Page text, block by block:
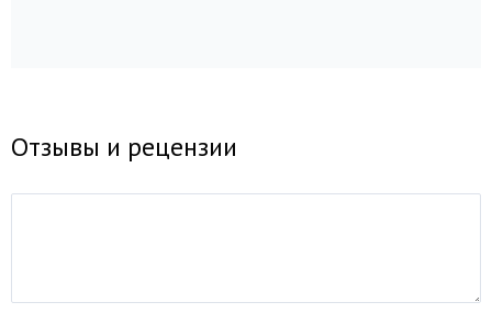
Отзывы и рецензии